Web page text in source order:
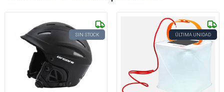
SIN STOCK ÚLTIMA UNIDAD